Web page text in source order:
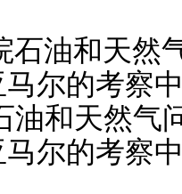
石油和天然
尔的考察
油和天然气
尔的考察